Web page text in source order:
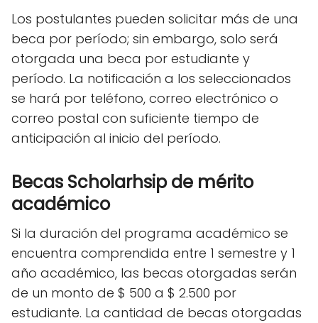
Los postulantes pueden solicitar más de una
beca por período; sin embargo, solo será
otorgada una beca por estudiante y
período. La notificación a los seleccionados
se hará por teléfono, correo electrónico o
correo postal con suficiente tiempo de
anticipación al inicio del período.
Becas Scholarhsip de mérito
académico
Si la duración del programa académico se
encuentra comprendida entre 1 semestre y 1
año académico, las becas otorgadas serán
de un monto de $ 500 a $ 2.500 por
estudiante. La cantidad de becas otorgadas